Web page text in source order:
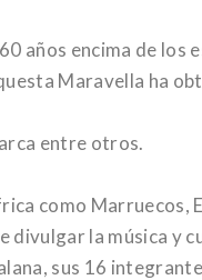
años encima de los
Maravella ha
entre otros.
como Marruecos,
divulgar la música y
sus 16